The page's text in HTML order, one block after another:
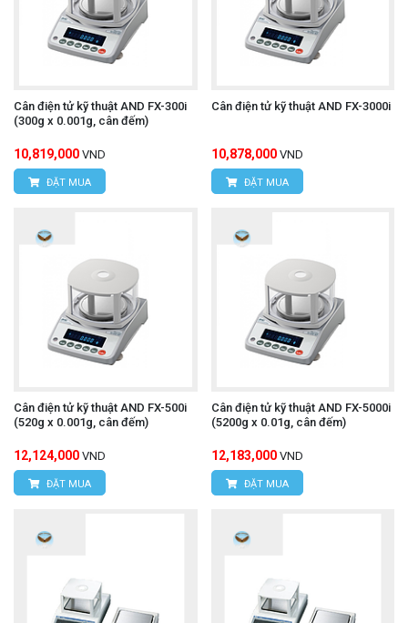
Cân điện tử kỹ thuật AND FX-300i
(300g x 0.001g, cân đếm)
10,819,000 VND
ĐẶT MUA
Cân điện tử kỹ thuật AND FX-3000i
10,878,000 VND
ĐẶT MUA
Cân điện tử kỹ thuật AND FX-500i
(520g x 0.001g, cân đếm)
12,124,000 VND
ĐẶT MUA
Cân điện tử kỹ thuật AND FX-5000i
(5200g x 0.01g, cân đếm)
12,183,000 VND
ĐẶT MUA